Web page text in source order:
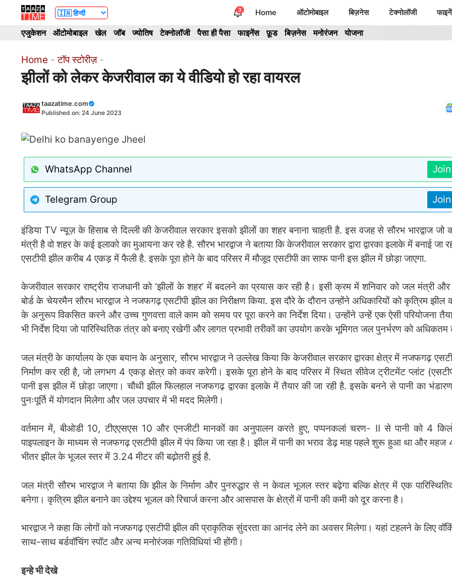
content
3 Home ऑटोमोबाइल बिज़नेस टेक्नोलॉजी
एजुकेशन ऑटोमोबाइल खेल जॉब ज्योतिष टेक्नोलॉजी पैसा ही पैसा फाइनेंस फ़ूड बिज़नेस मनोरंजन योजना
Home -टॉप स्टोरीज़-
झीलों को लेकर केजरीवाल का ये वीडियो हो रहा वायरल
taazatime.com
Published on: 24 June 2023
WhatsApp Channel
Telegram Group
इंडिया TV न्यूज़ के हिसाब से दिल्ली की केजरीवाल सरकार इसको झीलों का शहर बनाना चाहती है. इस वजह से सौरभ भारद्वाज जो
मंत्री है वो शहर के कई इलाको का मुआयना कर रहे है. सौरभ भारद्वाज ने बताया कि केजरीवाल सरकार द्वारा द्वारका इलाके में बनाई जा
एसटीपी झील करीब 4 एकड़ में फैली है. इसके पूरा होने के बाद परिसर में मौजूद एसटीपी का साफ पानी इस झील में छोड़ा जाएगा.
केजरीवाल सरकार राष्ट्रीय राजधानी को ‘झीलों के शहर’ में बदलने का प्रयास कर रही है। इसी क्रम में शनिवार को जल मंत्री
बोर्ड के चेयरमैन सौरभ भारद्वाज ने नजफगढ़ एसटीपी झील का निरीक्षण किया. इस दौरे के दौरान उन्होंने अधिकारियों को कृत्रिम झील
के अनुरूप विकसित करने और उच्च गुणवत्ता वाले काम को समय पर पूरा करने का निर्देश दिया। उन्होंने उन्हें एक ऐसी परियोजना
भी निर्देश दिया जो पारिस्थितिक तंत्र को बनाए रखेगी और लागत प्रभावी तरीकों का उपयोग करके भूमिगत जल पुनर्भरण को अधिकतम
जल मंत्री के कार्यालय के एक बयान के अनुसार, सौरभ भारद्वाज ने उल्लेख किया कि केजरीवाल सरकार द्वारका क्षेत्र में नजफगढ़
निर्माण कर रही है, जो लगभग 4 एकड़ क्षेत्र को कवर करेगी। इसके पूरा होने के बाद परिसर में स्थित सीवेज ट्रीटमेंट प्लांट
पानी इस झील में छोड़ा जाएगा। चौथी झील फिलहाल नजफगढ़ द्वारका इलाके में तैयार की जा रही है. इसके बनने से पानी का
पुनःपूर्ति में योगदान मिलेगा और जल उपचार में भी मदद मिलेगी।
वर्तमान में, बीओडी 10, टीएएसएस 10 और एनजीटी मानकों का अनुपालन करते हुए, पप्पनकलां चरण- II से पानी को 4
पाइपलाइन के माध्यम से नजफगढ़ एसटीपी झील में पंप किया जा रहा है। झील में पानी का भराव डेढ़ माह पहले शुरू हुआ था और महज
भीतर झील के भूजल स्तर में 3.24 मीटर की बढ़ोतरी हुई है.
जल मंत्री सौरभ भारद्वाज ने बताया कि झील के निर्माण और पुनरुद्धार से न केवल भूजल स्तर बढ़ेगा बल्कि क्षेत्र में एक
बनेगा। कृत्रिम झील बनाने का उद्देश्य भूजल को रिचार्ज करना और आसपास के क्षेत्रों में पानी की कमी को दूर करना है।
भारद्वाज ने कहा कि लोगों को नजफगढ़ एसटीपी झील की प्राकृतिक सुंदरता का आनंद लेने का अवसर मिलेगा। यहां टहलने के लिए
साथ-साथ बर्डवॉचिंग स्पॉट और अन्य मनोरंजक गतिविधियां भी होंगी।
इन्हे भी देखे